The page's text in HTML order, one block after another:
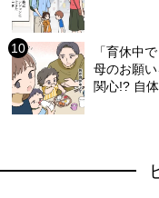
「育休中
母のお願
関心!? 自